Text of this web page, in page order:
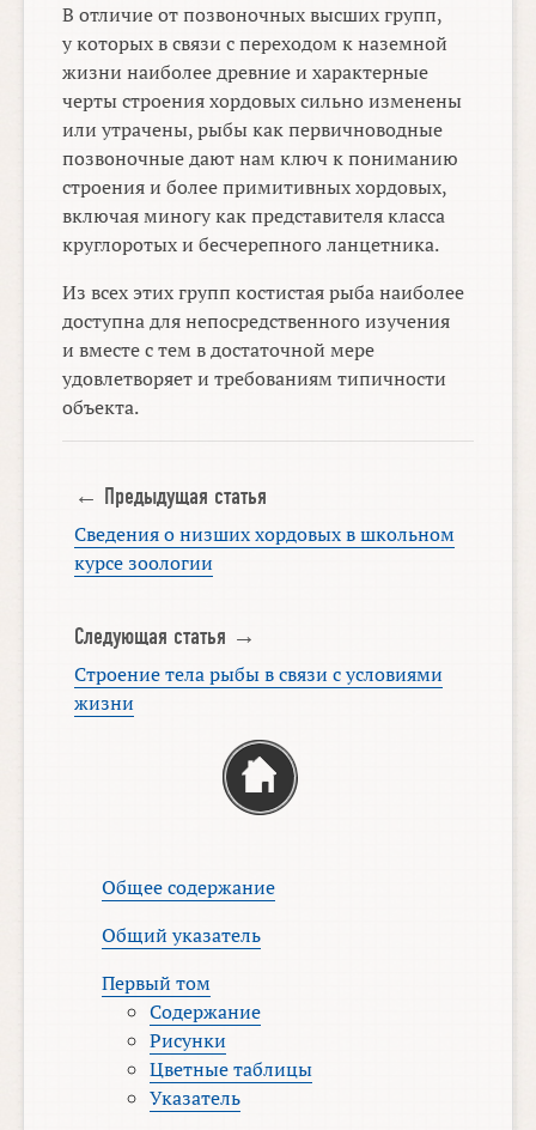
В отличие от позвоночных высших групп,
у которых в связи с переходом к наземной
жизни наиболее древние и характерные
черты строения хордовых сильно изменены
или утрачены, рыбы как первичноводные
позвоночные дают нам ключ к пониманию
строения и более примитивных хордовых,
включая миногу как представителя класса
круглоротых и бесчерепного ланцетника.
Из всех этих групп костистая рыба наиболее
доступна для непосредственного изучения
и вместе с тем в достаточной мере
удовлетворяет и требованиям типичности
объекта.
← Предыдущая статья
Сведения о низших хордовых в школьном
курсе зоологии
Следующая статья →
Строение тела рыбы в связи с условиями
жизни
Общее содержание
Общий указатель
Первый том
Содержание
Рисунки
Цветные таблицы
Указатель